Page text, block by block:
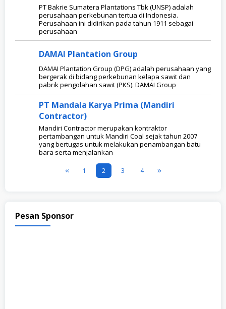
PT Bakrie Sumatera Plantations Tbk (UNSP) adalah
perusahaan perkebunan tertua di Indonesia.
Perusahaan ini didirikan pada tahun 1911 sebagai
perusahaan
DAMAI Plantation Group
DAMAI Plantation Group (DPG) adalah perusahaan yang
bergerak di bidang perkebunan kelapa sawit dan
pabrik pengolahan sawit (PKS). DAMAI Group
PT Mandala Karya Prima (Mandiri
Contractor)
Mandiri Contractor merupakan kontraktor
pertambangan untuk Mandiri Coal sejak tahun 2007
yang bertugas untuk melakukan penambangan batu
bara serta menjalankan
1 2 3 4
Pesan Sponsor